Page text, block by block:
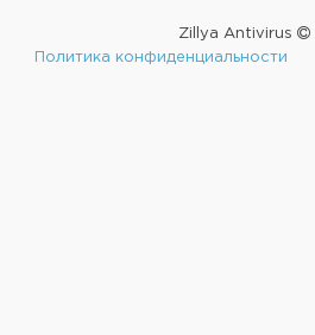
Zillya Antivirus
Политика конфиденциальности